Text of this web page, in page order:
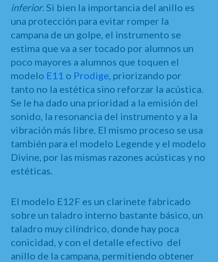
inferior. Si bien la importancia del anillo es
una protección para evitar romper la
campana de un golpe, el instrumento se
estima que va a ser tocado por alumnos un
poco mayores a alumnos que toquen el
modelo E11 o Prodige, priorizando por
tanto no la estética sino reforzar la acústica.
Se le ha dado una prioridad a la emisión del
sonido, la resonancia del instrumento y a la
vibración más libre. El mismo proceso se usa
también para el modelo Legende y el modelo
Divine, por las mismas razones acústicas y no
estéticas.
El modelo E12F es un clarinete fabricado
sobre un taladro interno bastante básico, un
taladro muy cilíndrico, donde hay poca
conicidad, y con el detalle efectivo del
anillo de la campana, permitiendo obtener